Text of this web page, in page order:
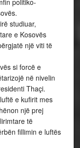
e gjithë
dhe
gjallë të kësaj
e ndërtimit
së
nga
Berisha,
të rëndësishme
së shqiptarëve
në